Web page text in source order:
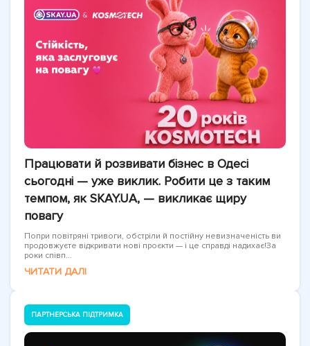
Працювати й розвивати бізнес в Одесі
сьогодні — уже виклик. Робити це з таким
темпом, як SKAY.UA, — викликає щиру
повагу
Попри повітряні тривоги, обстріли й постійну невизначеність ви
продовжуєте відкривати нові проєкти — і це справді надихає!За
роки співп...
ЧИТАТИ ДАЛІ
ПАРТНЕРСЬКА ПІДТРИМКА